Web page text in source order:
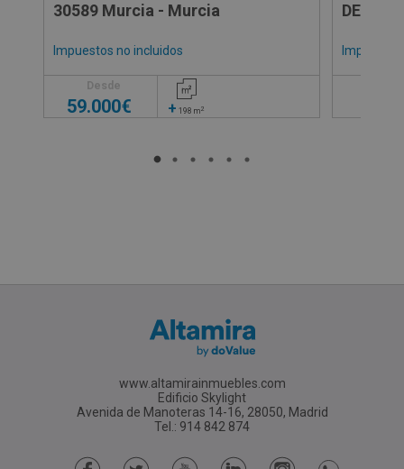
30589 Murcia - Murcia
Impuestos no incluidos
Desde
59.000€ + 198m2
www.altamirainmuebles.com
Edificio Skylight
Avenida de Manoteras 14-16, 28050, Madrid
Tel.: 914 842 874